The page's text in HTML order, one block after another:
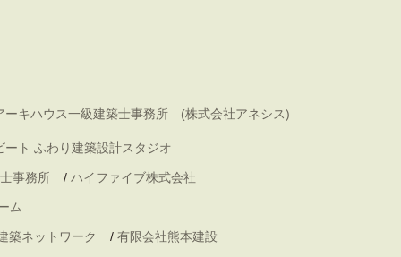
ーキハウス一級建築士事務所 (株式会社アネシス)
ート ふわり建築設計スタジオ
事務所 / ハイファイブ株式会社
ム
築ネットワーク / 有限会社熊本建設